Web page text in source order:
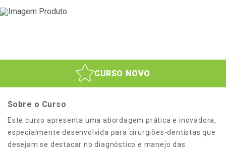
CURSO NOVO
Sobre o Curso
Este curso apresenta uma abordagem prática e inovadora,
especialmente desenvolvida para cirurgiões-dentistas que
desejam se destacar no diagnóstico e manejo das